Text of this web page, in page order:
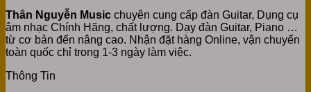
Thân Nguyễn Music chuyên cung cấp đàn Guitar, Dụng cụ
âm nhạc Chính Hãng, chất lượng. Dạy đàn Guitar, Piano …
từ cơ bản đến nâng cao. Nhận đặt hàng Online, vận chuyển
toàn quốc chỉ trong 1-3 ngày làm việc.
Thông Tin